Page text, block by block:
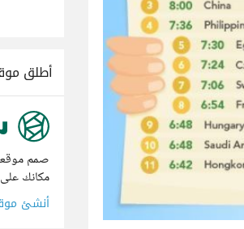
أطلق
صمم
مكانك على
أنشئ